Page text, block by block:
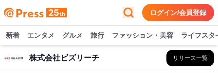
ログイン/会員登録
新着 エンタメ グルメ 旅行 ファッション・美容 ライフスタ
株式会社ビズリーチ リリース一覧